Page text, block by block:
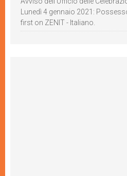
Lunedì 4 gennaio 2021:
first on ZENIT - Italiano.